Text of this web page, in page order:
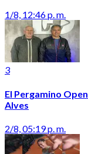
1/8, 12:46 p. m.
3
El Pergamino
Alves
2/8, 05:19 p. m.